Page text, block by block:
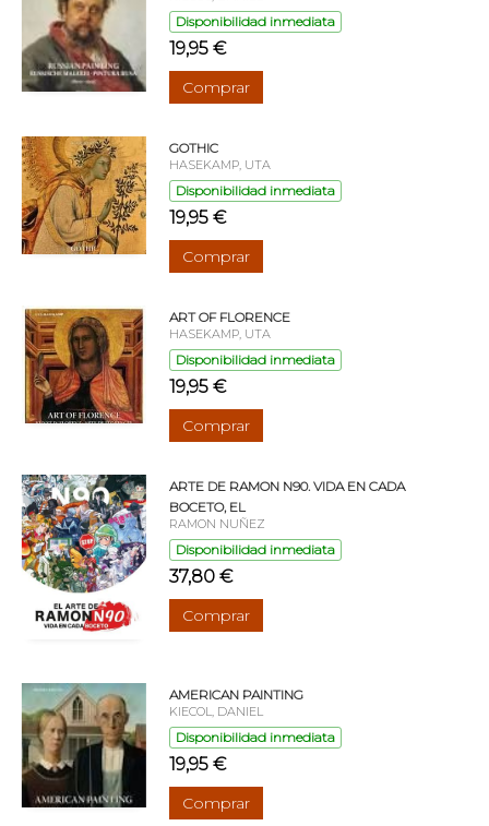
Disponibilidad inmediata
19,95 €
Comprar
GOTHIC
HASEKAMP, UTA
Disponibilidad inmediata
19,95 €
Comprar
ART OF FLORENCE
HASEKAMP, UTA
Disponibilidad inmediata
19,95 €
Comprar
ARTE DE RAMON N90. VIDA EN CADA
BOCETO, EL
RAMON NUÑEZ
Disponibilidad inmediata
37,80 €
Comprar
AMERICAN PAINTING
KIECOL, DANIEL
Disponibilidad inmediata
19,95 €
Comprar